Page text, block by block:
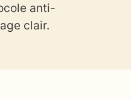
anti-
clair.